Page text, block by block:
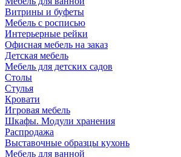
Витрины и буфеты
Мебель с росписью
Интерьерные рейки
Офисная мебель на заказ
Детская мебель
Мебель для детских садов
Столы
Стулья
Кровати
Игровая мебель
Шкафы. Модули хранения
Распродажа
Выставочные образцы кухонь
Мебель для ванной